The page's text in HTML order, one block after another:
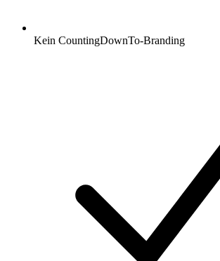
Kein CountingDownTo-Branding